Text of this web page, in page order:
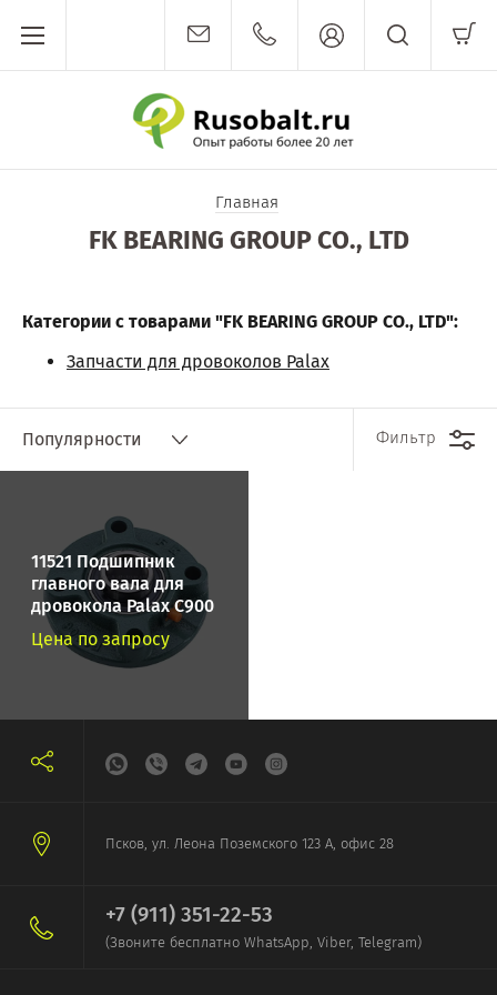
Главная
FK BEARING GROUP CO., LTD
Категории с товарами "FK BEARING GROUP CO., LTD":
Запчасти для дровоколов Palax
Популярности Фильтр
11521 Подшипник
главного вала для
дровокола Palax С900
и Palax C1000
Цена по запросу
Псков, ул. Леона Поземского 123 А, офис 28
+7 (911) 351-22-53
(Звоните бесплатно WhatsApp, Viber, Telegram)